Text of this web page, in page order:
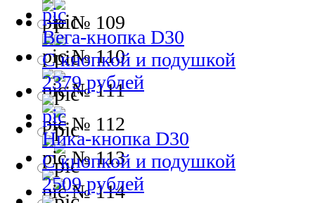
№ 109
№ 110
№ 111
№ 112
№ 113
№ 114
Вега-кнопка D30
С кнопкой и подушкой
2379 рублей
Ника-кнопка D30
С кнопкой и подушкой
2509 рублей